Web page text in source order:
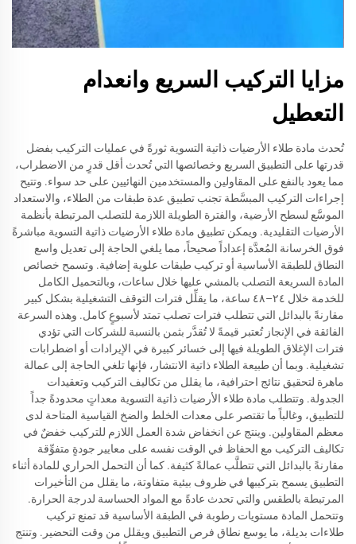
مزايا التركيب السريع وانعدام
التعطيل
تُحدث مادة طلاء الأرضيات ذاتية التسوية ثورةً في عمليات التركيب بفضل
قدرتها على التطبيق السريع وخصائصها التي تُحدث أقل قدرٍ من الاضطراب،
مما يعود بالنفع على المقاولين والمستخدمين النهائيين على حد سواء. وتتيح
إجراءات التركيب المبسَّطة تجنب تطبيق عدة طبقات من الطلاء، والاستعداد
الموسَّع لسطح الأرضية، والفترة الطويلة اللازمة للتصلب المرتبطة بأنظمة
الأرضيات التقليدية. ويمكن تطبيق مادة طلاء الأرضيات ذاتية التسوية مباشرةً
فوق الخرسانة المُعدَّة إعداداً صحيحاً، مما يلغي الحاجة إلى تعديل واسع
النطاق للطبقة الأساسية أو تركيب طبقات علوية إضافية. وتسمح خصائص
المادة السريعة التصلب بالمشي عليها خلال ساعات، وبالتحميل الكامل
للخدمة خلال ٢٤–٤٨ ساعة، ما يقلِّل فترات التوقف التشغيلية بشكل كبير
مقارنةً بالبدائل التي تتطلب فترات تصلب تمتد لأسبوعٍ كامل. وهذه السرعة
الفائقة في الإنجاز تُعتبر قيمةً لا تُقدَّر بثمن بالنسبة للشركات التي تؤدي
فترات الإغلاق الطويلة فيها إلى خسائر كبيرة في الإيرادات أو اضطرابات
تشغيلية. وبما أن طبيعة الطلاء ذاتية الانتشار، فإنها تلغي الحاجة إلى عمالة
ماهرة لتحقيق نتائج احترافية، ما يقلل من تكاليف التركيب وتعقيدات
الجدولة. وتتطلب مادة طلاء الأرضيات ذاتية التسوية معداتٍ محدودةً جداً
للتطبيق، وغالباً ما تقتصر على معدات الخلط والضخ القياسية المتاحة لدى
معظم المقاولين. وينتج عن انخفاض شدة العمل اللازم للتركيب خفضٌ في
تكاليف التركيب مع الحفاظ في الوقت نفسه على معايير جودةٍ متفوِّقة
مقارنةً بالبدائل التي تتطلَّب عمالةً كثيفة. كما أن التحمل الحراري للمادة أثناء
التطبيق يسمح بتركيبها في ظروف بيئية متفاوتة، ما يقلل من التأخيرات
المرتبطة بالطقس والتي تحدث عادةً مع المواد الحساسة لدرجة الحرارة.
وتتحمل المادة مستويات رطوبة في الطبقة الأساسية قد تمنع تركيب
طلاءات بديلة، ما يوسع نطاق فرص التطبيق ويقلل من وقت التحضير. وتنتج